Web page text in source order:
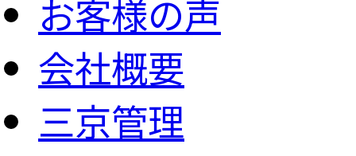
お客様の声
会社概要
三京管理